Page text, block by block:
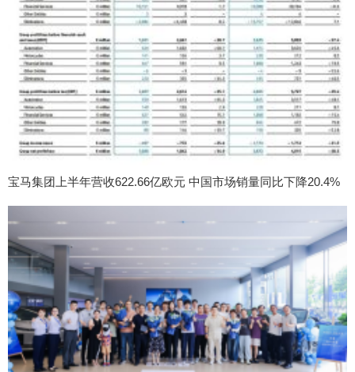
宝马集团上半年营收622.66亿欧元 中国市场销量同比下降20.4%